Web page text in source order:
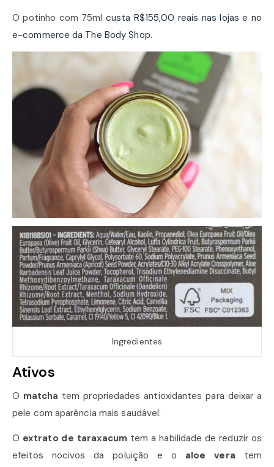
O potinho com 75ml custa R$155,00 reais nas lojas e no
e-commerce da The Body Shop.
Ingredientes
Ativos
O matcha tem propriedades antioxidantes para deixar a
pele com aparência mais saudável.
O extrato de taraxacum tem a habilidade de reduzir os
efeitos nocivos da poluição e o aloe vera tem